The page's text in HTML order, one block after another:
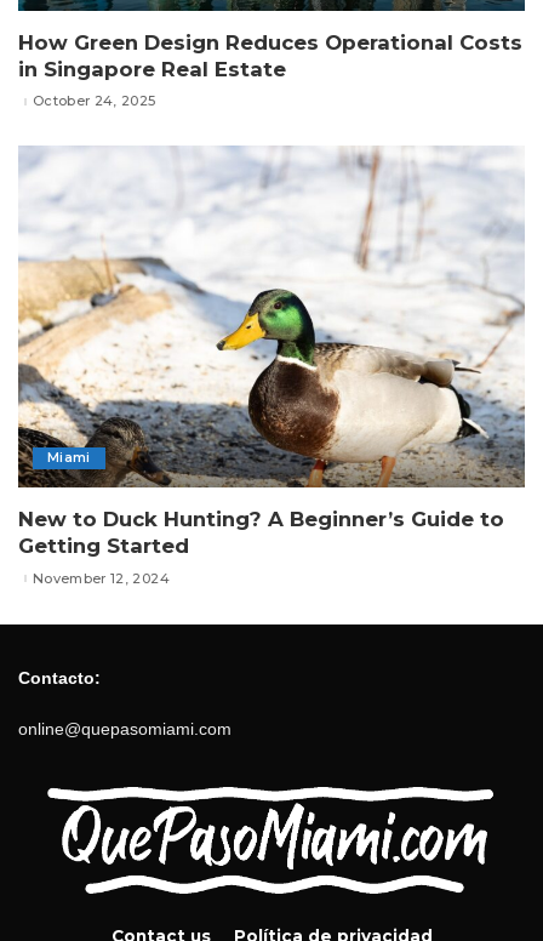
How Green Design Reduces Operational Costs
in Singapore Real Estate
October 24, 2025
Miami
New to Duck Hunting? A Beginner’s Guide to
Getting Started
November 12, 2024
Contacto:
online@quepasomiami.com
Contact us Política de privacidad